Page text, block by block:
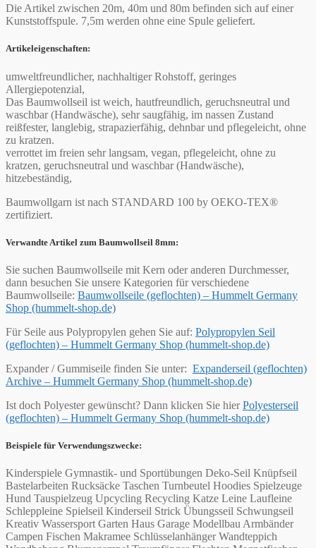
Die Artikel zwischen 20m, 40m und 80m befinden sich auf einer
Kunststoffspule. 7,5m werden ohne eine Spule geliefert.
Artikeleigenschaften:
umweltfreundlicher, nachhaltiger Rohstoff, geringes
Allergiepotenzial,
Das Baumwollseil ist weich, hautfreundlich, geruchsneutral und
waschbar (Handwäsche), sehr saugfähig, im nassen Zustand
reißfester, langlebig, strapazierfähig, dehnbar und pflegeleicht, ohne
zu kratzen.
verrottet im freien sehr langsam, vegan, pflegeleicht, ohne zu
kratzen, geruchsneutral und waschbar (Handwäsche),
hitzebeständig,
Baumwollgarn ist nach STANDARD 100 by OEKO-TEX®
zertifiziert.
Verwandte Artikel zum Baumwollseil 8mm:
Sie suchen Baumwollseile mit Kern oder anderen Durchmesser,
dann besuchen Sie unsere Kategorien für verschiedene
Baumwollseile: Baumwollseile (geflochten) – Hummelt Germany
Shop (hummelt-shop.de)
Für Seile aus Polypropylen gehen Sie auf: Polypropylen Seil
(geflochten) – Hummelt Germany Shop (hummelt-shop.de)
Expander / Gummiseile finden Sie unter: Expanderseil (geflochten)
Archive – Hummelt Germany Shop (hummelt-shop.de)
Ist doch Polyester gewünscht? Dann klicken Sie hierPolyesterseil
(geflochten) – Hummelt Germany Shop (hummelt-shop.de)
Beispiele für Verwendungszwecke:
Kinderspiele Gymnastik- und Sportübungen Deko-Seil Knüpfseil
Bastelarbeiten Rucksäcke Taschen Turnbeutel Hoodies Spielzeuge
Hund Tauspielzeug Upcycling Recycling Katze Leine Laufleine
Schleppleine Spielseil Kinderseil Strick Übungsseil Schwungseil
Kreativ Wassersport Garten Haus Garage Modellbau Armbänder
Campen Fischen Makramee Schlüsselanhänger Wandteppich